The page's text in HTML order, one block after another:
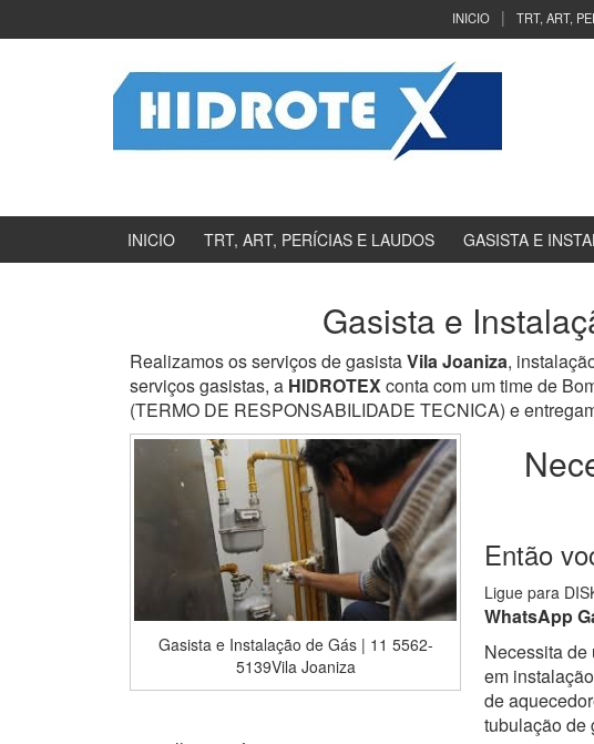
INICIO TRT, ART,
INICIO TRT, ART, PERÍCIAS E LAUDOS GASISTA E
Gasista e
Realizamos os serviços de gasistaVila Joaniza,
serviços gasistas, a HIDROTEXconta com um time de
(TERMO DE RESPONSABILIDADE TECNICA) e
Gasista e Instalação de Gás | 11 5562-
5139Vila Joaniza
Então
Ligue para
WhatsApp
Necessita de
em
de
tubulação de